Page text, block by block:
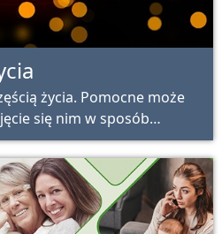
życia. Pomocne może
się nim w sposób